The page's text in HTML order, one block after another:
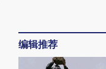
编辑推荐